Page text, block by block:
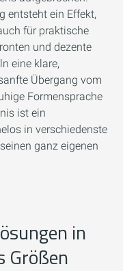
entsteht ein Effekt,
für praktische
und dezente
eine klare,
Übergang vom
Formensprache
ist ein
in verschiedenste
ganz eigenen
in
Größen